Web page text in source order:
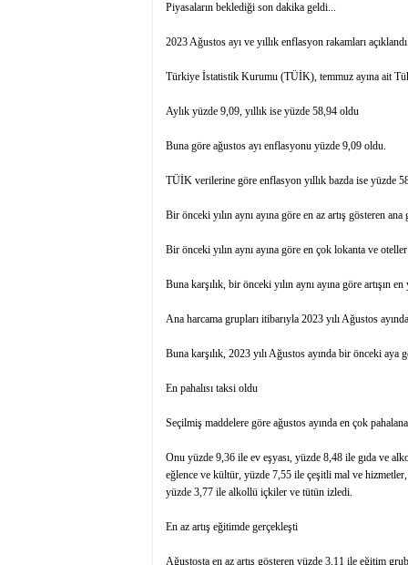
Piyasaların beklediği son dakika geldi...
2023 Ağustos ayı ve yıllık enflasyon rakamları açıklandı.
Türkiye İstatistik Kurumu (TÜİK), temmuz ayına ait
Aylık yüzde 9,09, yıllık ise yüzde 58,94 oldu
Buna göre ağustos ayı enflasyonu yüzde 9,09 oldu.
TÜİK verilerine göre enflasyon yıllık bazda ise yüzde
Bir önceki yılın aynı ayına göre en az artış gösteren
Bir önceki yılın aynı ayına göre en çok lokanta ve oteller
Buna karşılık, bir önceki yılın aynı ayına göre
Ana harcama grupları itibarıyla 2023 yılı Ağustos
Buna karşılık, 2023 yılı Ağustos ayında bir önceki
En pahalısı taksi oldu
Seçilmiş maddelere göre ağustos ayında en çok
Onu yüzde 9,36 ile ev eşyası, yüzde 8,48 ile gıda ve
eğlence ve kültür, yüzde 7,55 ile çeşitli mal ve
yüzde 3,77 ile alkollü içkiler ve tütün izledi.
En az artış eğitimde gerçekleşti
Ağustosta en az artış gösteren yüzde 3,11 ile eğitim